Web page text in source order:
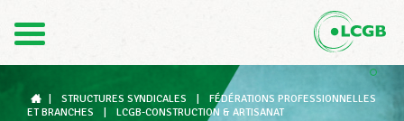
DE
STRUCTURES SYNDICALES
FÉDÉRATIONS PROFESSIONNELLES
ET BRANCHES
LCGB-CONSTRUCTION & ARTISANAT
2